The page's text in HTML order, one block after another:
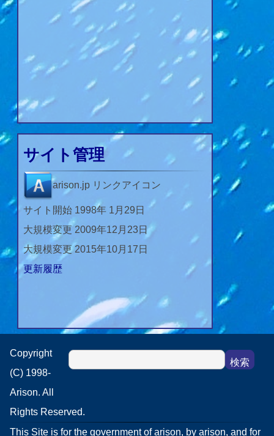
サイト管理
arison.jp リンクアイコン
サイト開始 1998年 1月29日
大規模変更 2009年12月23日
大規模変更 2015年10月17日
更新履歴
Copyright
(C) 1998-
Arison. All
Rights Reserved.
This Site is for the government of arison, by arison, and for